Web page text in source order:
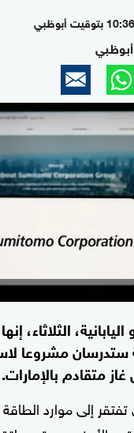
الثلاثاء،
ستدرسان مشروعا
متقادم بالإمارات.
تفتقر إلى موارد